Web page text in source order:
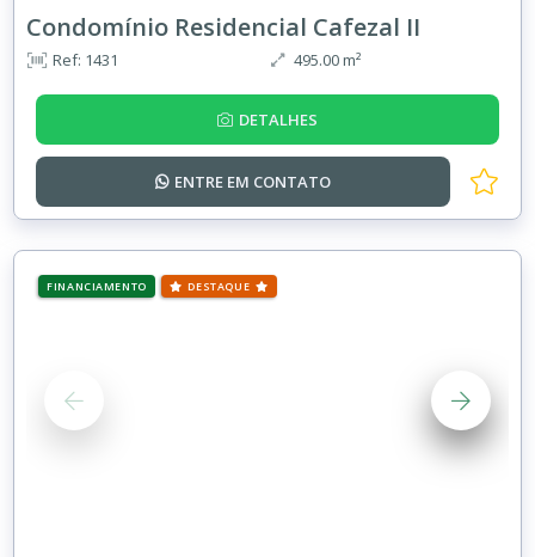
Condomínio Residencial Cafezal II
Ref: 1431 495.00 m²
DETALHES
ENTRE EM CONTATO
FINANCIAMENTO DESTAQUE